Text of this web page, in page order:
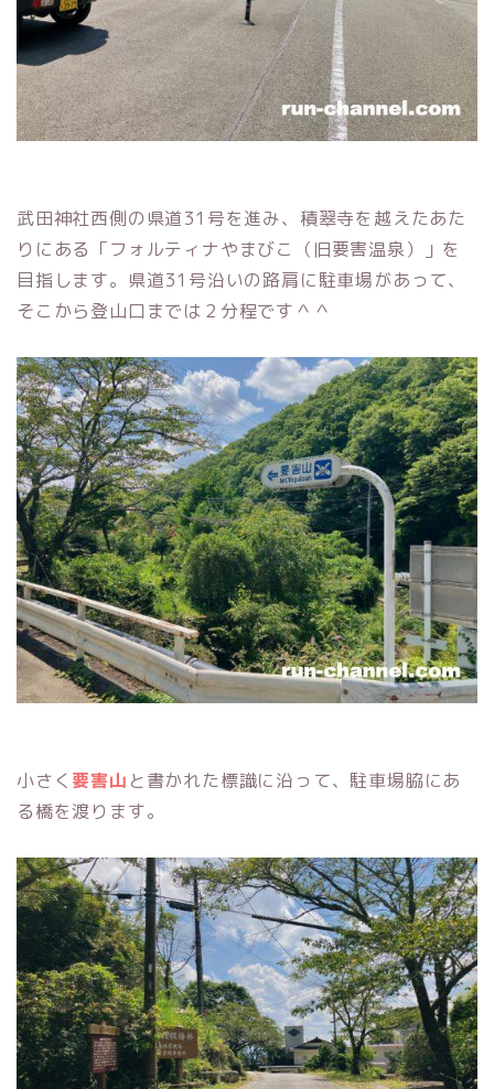
武田神社西側の県道31号を進み、積翠寺を越えたあた
りにある「フォルティナやまびこ（旧要害温泉）」を
目指します。県道31号沿いの路肩に駐車場があって、
そこから登山口までは２分程です＾＾
小さく 要害山 と書かれた標識に沿って、駐車場脇にあ
る橋を渡ります。